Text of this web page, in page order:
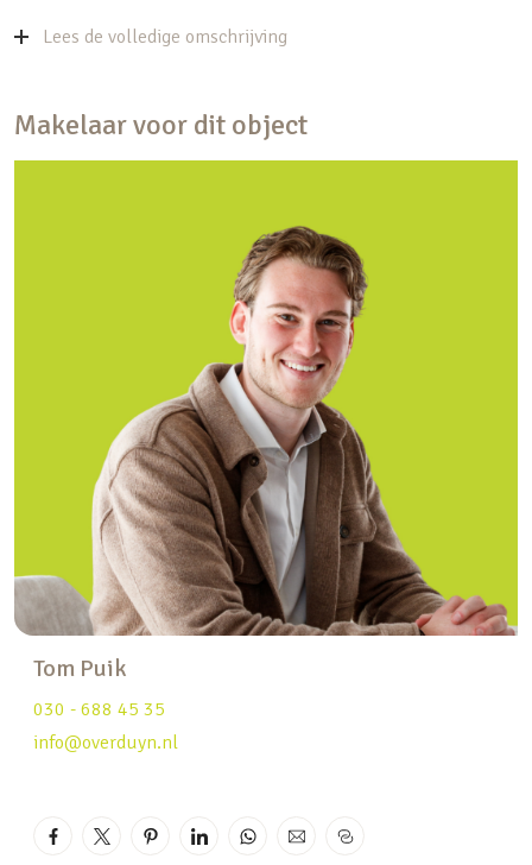
De woning is slim ingedeeld en ideaal voor een
ruim, met uitzicht op de rustige straat. Aan de
gezellige etentjes. Via de achterdeur stap je zo de
zonnige tuin op het westen in, een fijne
buitenruimte waar je tot in de avond kunt
Op de begane grond is ook een separaat toilet,
wat praktisch is voor dagelijks gebruik en bezoek.
Drie slaapkamers én een ruime zolder
Op de eerste verdieping vind je drie goed bemeten
slaapkamers, ideaal voor een gezin, logees of een
werkkamer. De badkamer is ruim opgezet en
voorzien van een ligbad, aparte douche, dubbele
wastafel én tweede toilet – alles wat je nodig hebt
voor een comfortabele start van de dag.
trap en biedt volop extra ruimte voor opslag, een
thuiswerkplek.
Lees de volledige omschrijving
Makelaar voor dit object
Tom Puik
030 - 688 45 35
info@overduyn.nl